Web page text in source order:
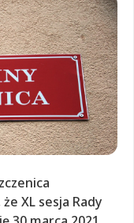
XL sesja Rady